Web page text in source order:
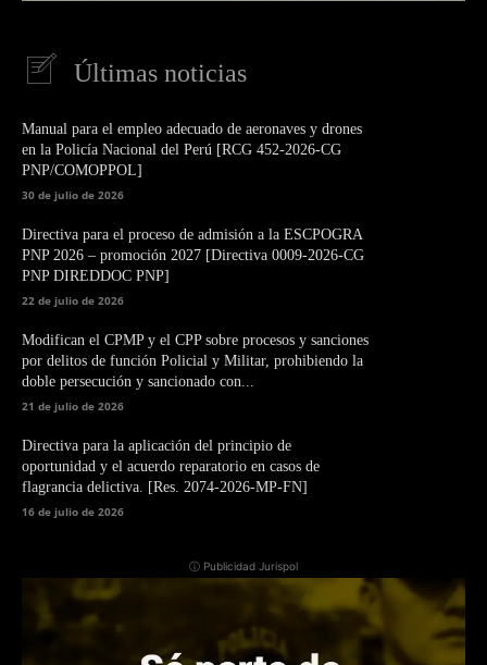
Últimas noticias
Manual para el empleo adecuado de aeronaves y drones
en la Policía Nacional del Perú [RCG 452-2026-CG
PNP/COMOPPOL]
30 de julio de 2026
Directiva para el proceso de admisión a la ESCPOGRA
PNP 2026 – promoción 2027 [Directiva 0009-2026-CG
PNP DIREDDOC PNP]
22 de julio de 2026
Modifican el CPMP y el CPP sobre procesos y sanciones
por delitos de función Policial y Militar, prohibiendo la
doble persecución y sancionado con...
21 de julio de 2026
Directiva para la aplicación del principio de
oportunidad y el acuerdo reparatorio en casos de
flagrancia delictiva. [Res. 2074-2026-MP-FN]
16 de julio de 2026
ⓘ Publicidad Jurispol